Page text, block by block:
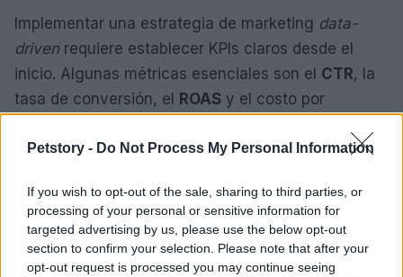
Petstory - Do Not Process My Personal Information
If you wish to opt-out of the sale, sharing to third parties, or
processing of your personal or sensitive information for
targeted advertising by us, please use the below opt-out
section to confirm your selection. Please note that after your
opt-out request is processed you may continue seeing
Implementar una estrategia de marketing data-
driven requiere establecer KPIs claros desde el
inicio. Algunas métricas esenciales son el CTR, la
tasa de conversión, el ROAS y el costo por
permiten evaluar el rendimiento, sino que también
resultados.
Un enfoque práctico es utilizar herramientas de
automatización que simplifiquen la recolección y